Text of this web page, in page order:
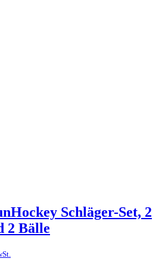
Schläger-Set, 2
2 Bälle